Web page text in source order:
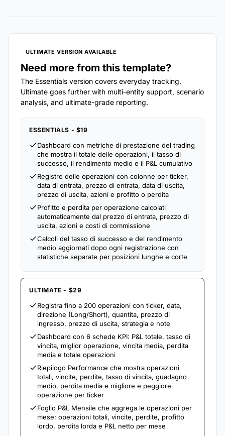
ULTIMATE VERSION AVAILABLE
Need more from this template?
The Essentials version covers everyday tracking.
Ultimate goes further with multi-entity support, scenario
analysis, and ultimate-grade reporting.
ESSENTIALS - $19
Dashboard con metriche di prestazione del trading
che mostra il totale delle operazioni, il tasso di
successo, il rendimento medio e il P&L cumulativo
Registro delle operazioni con colonne per ticker,
data di entrata, prezzo di entrata, data di uscita,
prezzo di uscita, azioni e profitto o perdita
Profitto e perdita per operazione calcolati
automaticamente dal prezzo di entrata, prezzo di
uscita, azioni e costi di commissione
Calcoli del tasso di successo e del rendimento
medio aggiornati dopo ogni registrazione con
statistiche separate per posizioni lunghe e corte
ULTIMATE - $29
Registra fino a 200 operazioni con ticker, data,
direzione (Long/Short), quantita, prezzo di
ingresso, prezzo di uscita, strategia e note
Dashboard con 6 schede KPI: P&L totale, tasso di
vincita, miglior operazione, vincita media, perdita
media e totale operazioni
Riepilogo Performance che mostra operazioni
totali, vincite, perdite, tasso di vincita, guadagno
medio, perdita media e migliore e peggiore
operazione per ticker
Foglio P&L Mensile che aggrega le operazioni per
mese: operazioni totali, vincite, perdite, profitto
lordo, perdita lorda e P&L netto per mese